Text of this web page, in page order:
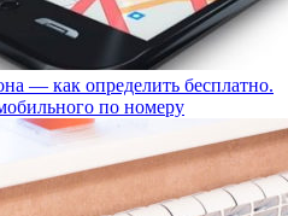
— как определить бесплатно.
по номеру